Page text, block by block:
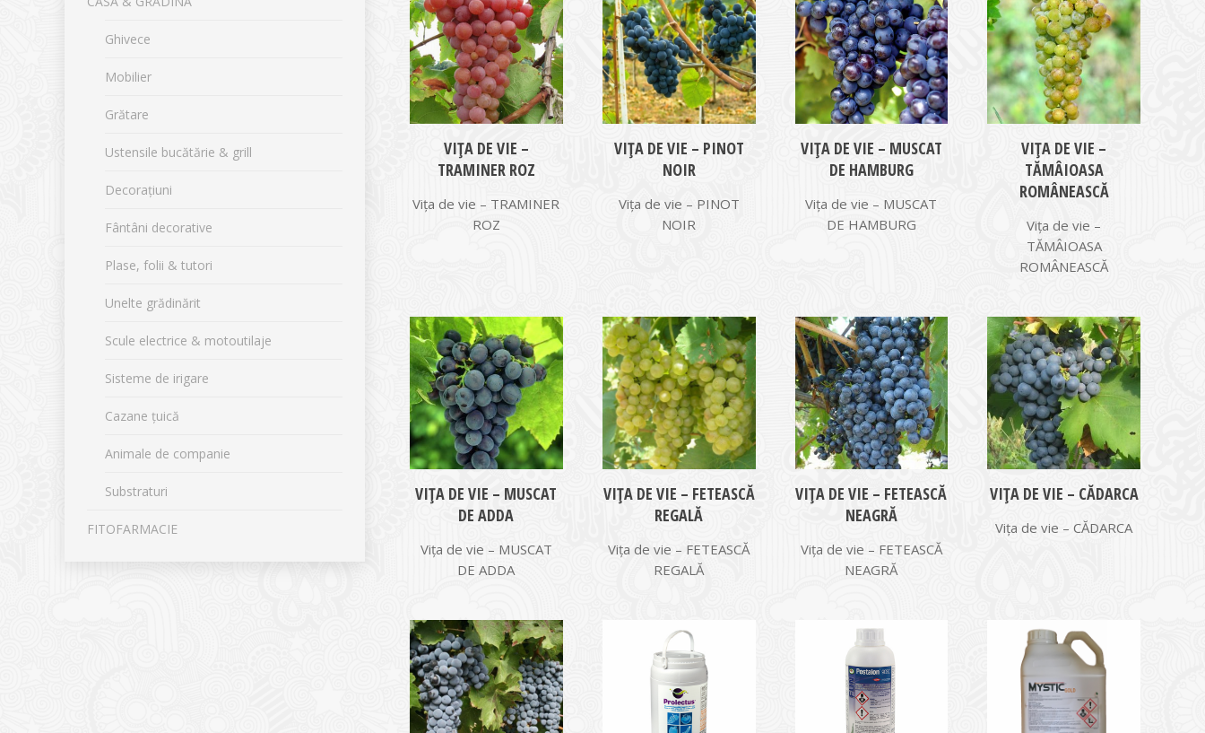
VIŢA DE VIE –
TRAMINER ROZ
Vița de vie – TRAMINER
ROZ
VIŢA DE VIE – PINOT
NOIR
Vița de vie – PINOT
NOIR
VIŢA DE VIE – MUSCAT
DE HAMBURG
Vița de vie – MUSCAT
DE HAMBURG
VIŢA DE VIE –
TĂMÂIOASA
ROMÂNEASCĂ
Vița de vie –
TĂMÂIOASA
ROMÂNEASCĂ
VIŢA DE VIE – MUSCAT
DE ADDA
Vița de vie – MUSCAT
DE ADDA
VIŢA DE VIE – FETEASCĂ
REGALĂ
Vița de vie – FETEASCĂ
REGALĂ
VIŢA DE VIE – FETEASCĂ
NEAGRĂ
Vița de vie – FETEASCĂ
NEAGRĂ
VIŢA DE VIE – CĂDARCA
Vița de vie – CĂDARCA
Ghivece
Mobilier
Grătare
Ustensile bucătărie & grill
Decorațiuni
Fântâni decorative
Plase, folii & tutori
Unelte grădinărit
Scule electrice & motoutilaje
Sisteme de irigare
Cazane țuică
Animale de companie
Substraturi
FITOFARMACIE